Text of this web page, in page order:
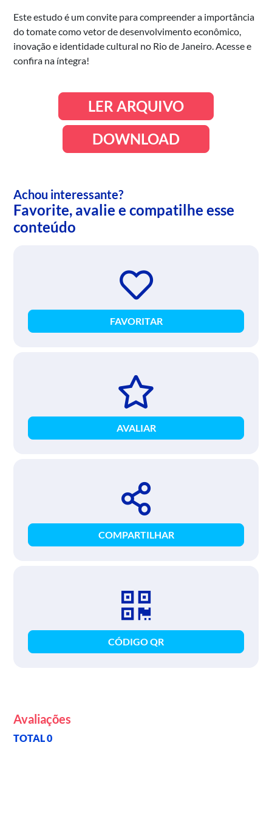
Este estudo é um convite para compreender a importância
do tomate como vetor de desenvolvimento econômico,
inovação e identidade cultural no Rio de Janeiro. Acesse e
confira na íntegra!
LER ARQUIVO
DOWNLOAD
Achou interessante?
Favorite, avalie e compatilhe esse
conteúdo
FAVORITAR
AVALIAR
COMPARTILHAR
CÓDIGO QR
Avaliações
TOTAL 0